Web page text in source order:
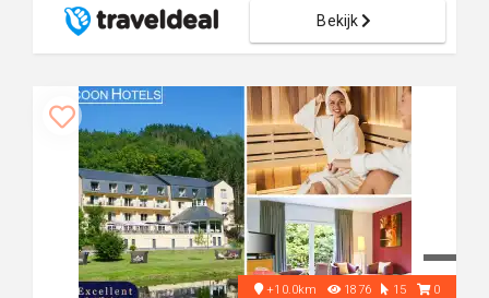
Bekijk
+10.0km 1876 15 0